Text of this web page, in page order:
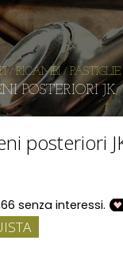
/RICAMBI/PASTIGLIE
POSTERIORI JK
posteriori